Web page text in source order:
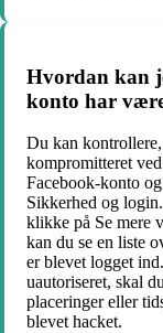
Hvordan kan
konto har
Du kan
kompromitteret
Facebook-konto
Sikkerhed og
klikke på Se mere
kan du se en liste
er blevet logget
uautoriseret, skal
placeringer eller
blevet hacket.